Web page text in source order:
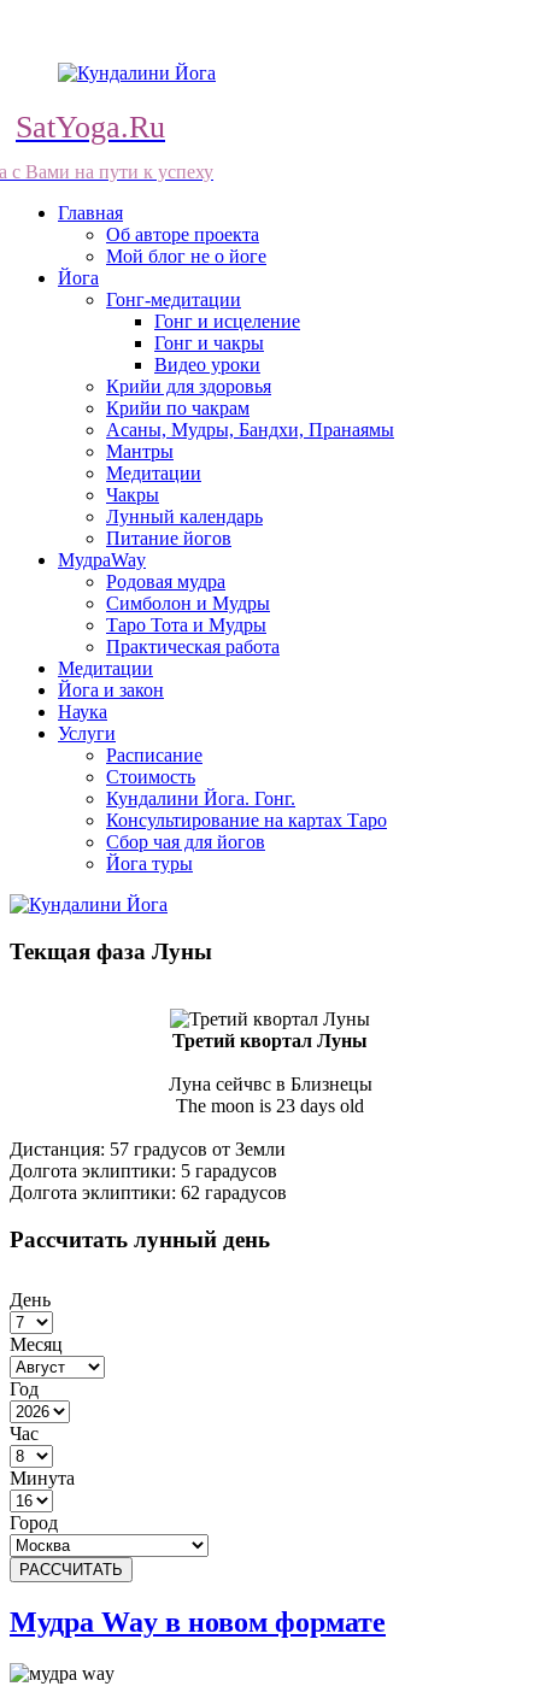
SatYoga.Ru
с Вами на пути к успеху
Главная
Об авторе проекта
Мой блог не о йоге
Йога
Гонг-медитации
Гонг и исцеление
Гонг и чакры
Видео уроки
Крийи для здоровья
Крийи по чакрам
Асаны, Мудры, Бандхи, Пранаямы
Мантры
Медитации
Чакры
Лунный календарь
Питание йогов
МудраWay
Родовая мудра
Симболон и Мудры
Таро Тота и Мудры
Практическая работа
Медитации
Йога и закон
Наука
Услуги
Расписание
Стоимость
Кундалини Йога. Гонг.
Консультирование на картах Таро
Сбор чая для йогов
Йога туры
Текщая фаза Луны
Третий квортал Луны
Луна сейчвс в Близнецы
The moon is 23 days old
Дистанция: 57 градусов от Земли
Долгота эклиптики: 5 гарадусов
Долгота эклиптики: 62 гарадусов
Рассчитать лунный день
День
Месяц
Год
Час
Минута
Город
РАССЧИТАТЬ
Мудра Way в новом формате